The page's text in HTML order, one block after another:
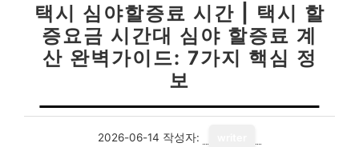
택시 심야할증료 시간 | 택시 할
증요금 시간대 심야 할증료 계
산 완벽가이드: 7가지 핵심 정
보
2026-06-14 작성자: